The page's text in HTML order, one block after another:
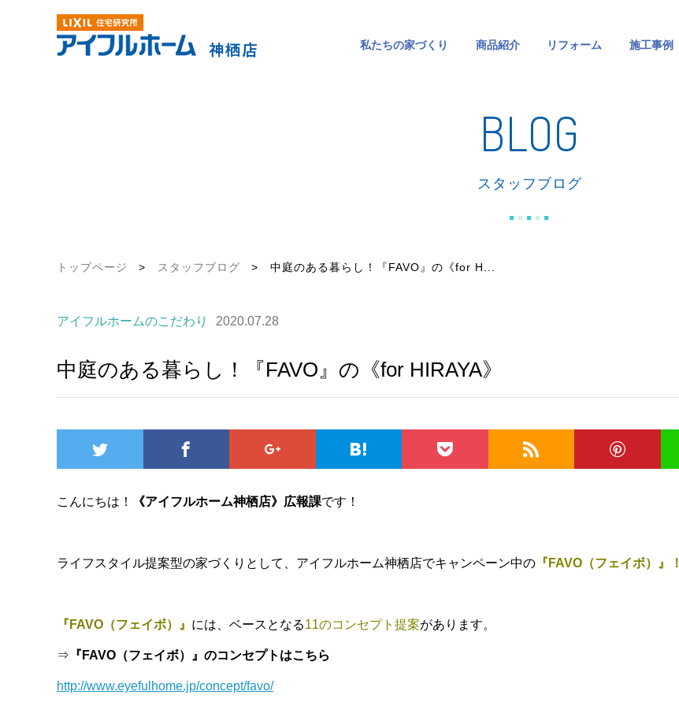
私たちの家づくり 商品紹介 リフォーム 施工事例
BLOG
スタッフブログ
トップページ > スタッフブログ > 中庭のある暮らし！『FAVO』の《for H...
アイフルホームのこだわり 2020.07.28
中庭のある暮らし！『FAVO』の《for HIRAYA》
こんにちは！ 《アイフルホーム神栖店》広報課です！
ライフスタイル提案型の家づくりとして、アイフルホーム神栖店でキャンペーン中の 『FAVO（フェイボ）』！
『FAVO（フェイボ）』 には、ベースとなる11のコンセプト提案があります。
⇒ 『FAVO（フェイボ）』のコンセプトはこちら
http://www.eyefulhome.jp/concept/favo/